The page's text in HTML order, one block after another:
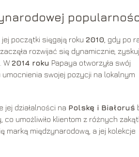
początki sięgają roku 2010 , gdy po
rozwijać się dynamicznie,
W2014 roku Papaya otworzyła swój
swojej pozycji na lokalnym
jej działalności na Polskę i Białoruś
co umożliwiło klientom z różnych
marką międzynarodową, a jej kolekcje